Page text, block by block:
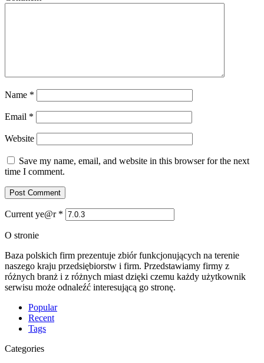
Name *
Email *
Website
Save my name, email, and website in this browser for the next
time I comment.
Current ye@r *
O stronie
Baza polskich firm prezentuje zbiór funkcjonujących na terenie
naszego kraju przedsiębiorstw i firm. Przedstawiamy firmy z
różnych branż i z różnych miast dzięki czemu każdy użytkownik
serwisu może odnaleźć interesującą go stronę.
Popular
Recent
Tags
Categories